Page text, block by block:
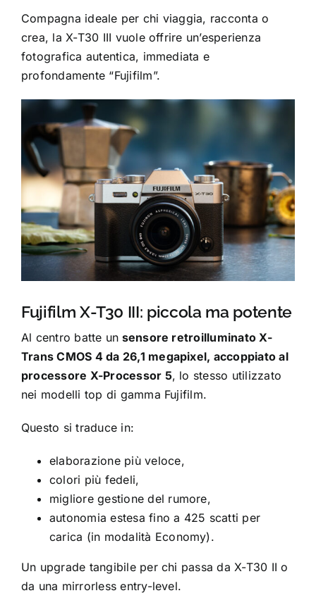
Compagna ideale per chi viaggia, racconta o
crea, la X-T30 III vuole offrire un’esperienza
fotografica autentica, immediata e
profondamente “Fujifilm”.
Fujifilm X-T30 III: piccola ma potente
Al centro batte un sensore retroilluminato X-
Trans CMOS 4 da 26,1 megapixel, accoppiato al
processore X-Processor 5, lo stesso utilizzato
nei modelli top di gamma Fujifilm.
Questo si traduce in:
elaborazione più veloce,
colori più fedeli,
migliore gestione del rumore,
autonomia estesa fino a 425 scatti per
carica (in modalità Economy).
Un upgrade tangibile per chi passa da X-T30 II o
da una mirrorless entry-level.